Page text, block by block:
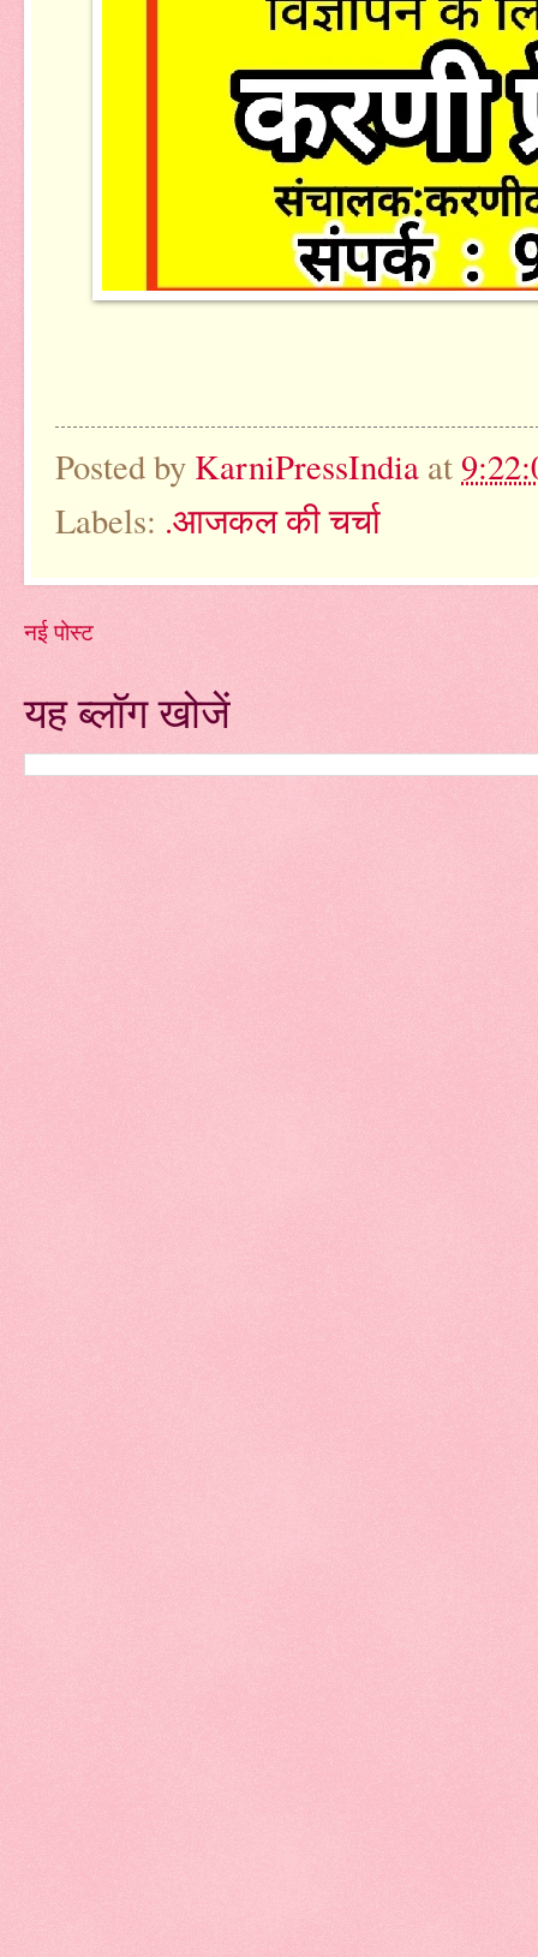
Posted by KarniPressIndia at
Labels: .आजकल की चर्चा
नई पोस्ट
यह ब्लॉग खोजें